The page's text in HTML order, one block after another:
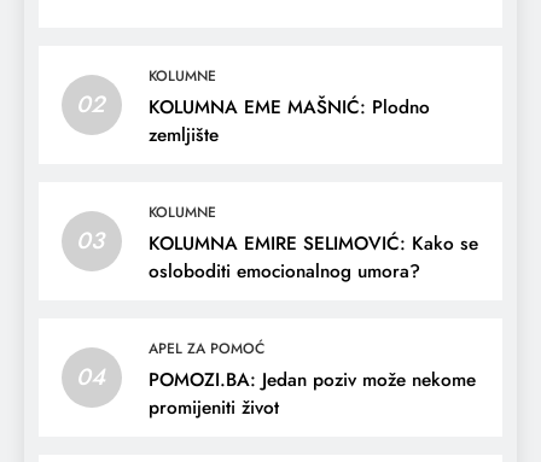
02
KOLUMNE
KOLUMNA EME MAŠNIĆ: Plodno
zemljište
03
KOLUMNE
KOLUMNA EMIRE SELIMOVIĆ: Kako se
osloboditi emocionalnog umora?
04
APEL ZA POMOĆ
POMOZI.BA: Jedan poziv može nekome
promijeniti život